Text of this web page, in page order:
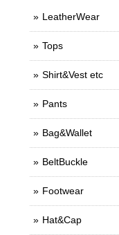
LeatherWear
Tops
Shirt&Vest etc
Pants
Bag&Wallet
BeltBuckle
Footwear
Hat&Cap